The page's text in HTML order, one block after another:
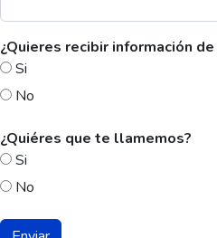
¿Quieres recibir información
Si
No
¿Quiéres que te llamemos?
Si
No